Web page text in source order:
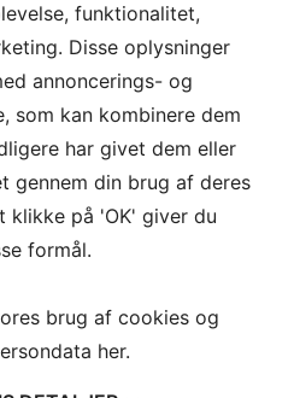
funktionalitet,
Disse oplysninger
annoncerings- og
som kan kombinere dem
har givet dem eller
gennem din brug af deres
klikke på 'OK' giver du
formål.
brug af cookies og
her.